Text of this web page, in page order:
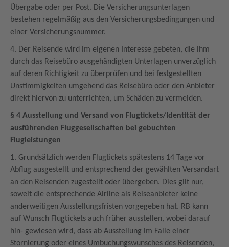
Übergabe oder per Post. Die Versicherungsunterlagen
bestehen regelmäßig aus den Versicherungsbedingungen und
einer Versicherungsnummer.
4. Der Reisende wird im eigenen Interesse gebeten, die ihm
durch das Reisebüro ausgehändigten Unterlagen unverzüglich
auf deren Richtigkeit zu überprüfen und bei festgestellten
Unstimmigkeiten umgehend das Reisebüro oder den Anbieter
direkt hiervon zu unterrichten, um Schäden zu vermeiden.
§ 4 Ausstellung und Versand von Flugtickets/Identität der
ausführenden Fluggesellschaften bei gebuchten
Flugleistungen
1. Grundsätzlich werden Flugtickets spätestens 14 Tage vor
Abflug ausgestellt und entsprechend der gewählten Versandart
an den Reisenden zugestellt oder übergeben. Dies gilt nur,
soweit die entsprechende Airline als Reiseanbieter keine
anderweitigen Ausstellungsfristen vorgegeben hat. RB kann
auf Wunsch Flugtickets auch früher ausstellen, wobei darauf
hin- gewiesen wird, dass ab Ausstellung im Falle einer
Stornierung oder eines Umbuchungswunsches des Reisenden,